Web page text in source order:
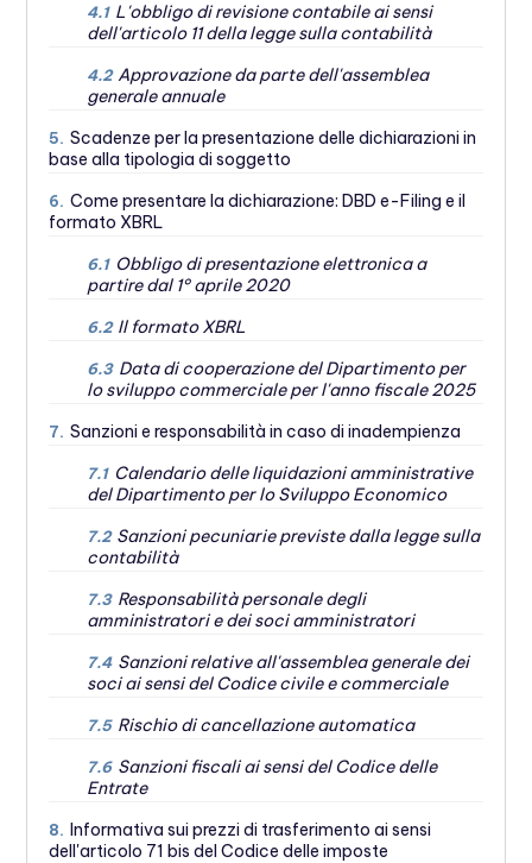
4.1 L'obbligo di revisione contabile ai sensi
dell'articolo 11 della legge sulla contabilità
4.2 Approvazione da parte dell'assemblea
generale annuale
5. Scadenze per la presentazione delle dichiarazioni in
base alla tipologia di soggetto
6. Come presentare la dichiarazione: DBD e-Filing e il
formato XBRL
6.1 Obbligo di presentazione elettronica a
partire dal 1° aprile 2020
6.2 Il formato XBRL
6.3 Data di cooperazione del Dipartimento per
lo sviluppo commerciale per l'anno fiscale 2025
7. Sanzioni e responsabilità in caso di inadempienza
7.1 Calendario delle liquidazioni amministrative
del Dipartimento per lo Sviluppo Economico
7.2 Sanzioni pecuniarie previste dalla legge sulla
contabilità
7.3 Responsabilità personale degli
amministratori e dei soci amministratori
7.4 Sanzioni relative all'assemblea generale dei
soci ai sensi del Codice civile e commerciale
7.5 Rischio di cancellazione automatica
7.6 Sanzioni fiscali ai sensi del Codice delle
Entrate
8. Informativa sui prezzi di trasferimento ai sensi
dell'articolo 71 bis del Codice delle imposte